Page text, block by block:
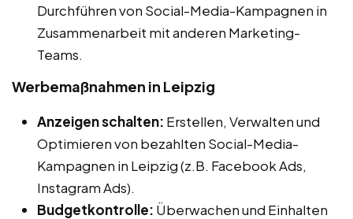
Durchführen von Social-Media-Kampagnen in
Zusammenarbeit mit anderen Marketing-
Teams.
Werbemaßnahmen in Leipzig
Anzeigen schalten: Erstellen, Verwalten und
Optimieren von bezahlten Social-Media-
Kampagnen in Leipzig (z.B. Facebook Ads,
Instagram Ads).
Budgetkontrolle: Überwachen und Einhalten